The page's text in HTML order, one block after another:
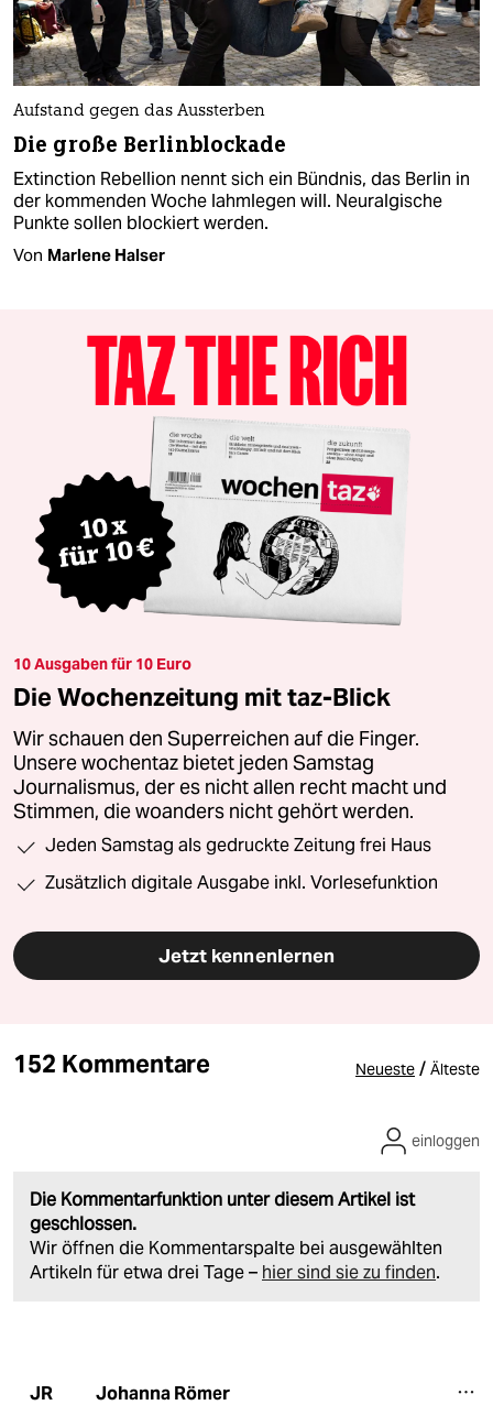
Aufstand gegen das Aussterben
Die große Berlinblockade
Extinction Rebellion nennt sich ein Bündnis, das Berlin in
der kommenden Woche lahmlegen will. Neuralgische
Punkte sollen blockiert werden.
Von Marlene Halser
10 Ausgaben für 10 Euro
Die Wochenzeitung mit taz-Blick
Wir schauen den Superreichen auf die Finger.
Unsere wochentaz bietet jeden Samstag
Journalismus, der es nicht allen recht macht und
Stimmen, die woanders nicht gehört werden.
Jeden Samstag als gedruckte Zeitung frei Haus
Zusätzlich digitale Ausgabe inkl. Vorlesefunktion
Jetzt kennenlernen
152 Kommentare Neueste / Älteste
Die Kommentarfunktion unter diesem Artikel ist
geschlossen.
Wir öffnen die Kommentarspalte bei ausgewählten
Artikeln für etwa drei Tage – hier sind sie zu finden.
einloggen
JR Johanna Römer